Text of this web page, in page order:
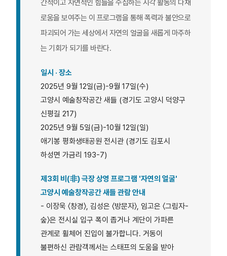
간적이고 자연적인 힘들을 수집하는 시각 활동의 다채
로움을 보여주는 이 프로그램을 통해 폭력과 불안으로
파괴되어 가는 세상에서 자연의 얼굴을 새롭게 마주하
는 기회가 되기를 바란다.
일시 · 장소
2025년 9월 12일(금)-9월 17일(수)
고양시 예술창작공간 새들 (경기도 고양시 덕양구
신평길 217)
2025년 9월 5일(금)-10월 12일(일)
애기봉 평화생태공원 전시관 (경기도 김포시
하성면 가금리 193-7)
제3회 비(非) 극장 상영 프로그램 '자연의 얼굴'
고양시 예술창작공간 새들 관람 안내
- 이장욱 〈창경〉, 김성은 〈방문자〉, 임고은 〈그림자-
숲〉은 전시실 입구 폭이 좁거나 계단이 가파른
관계로 휠체어 진입이 불가합니다. 거동이
불편하신 관람객께서는 스태프의 도움을 받아